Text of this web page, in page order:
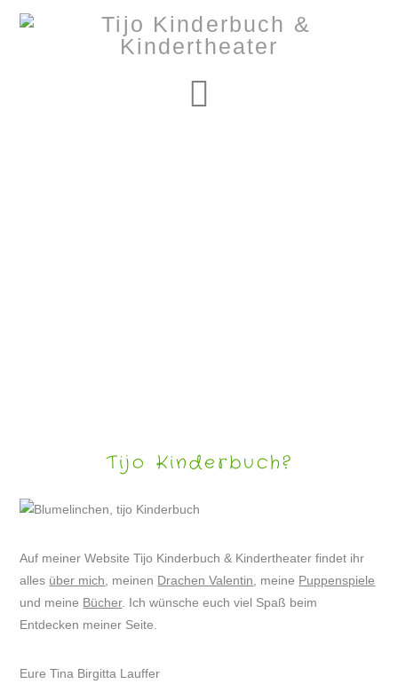
Tijo Kinderbuch?
Auf meiner Website Tijo Kinderbuch & Kindertheater findet ihr
alles über mich , meinen Drachen Valentin , meine Puppenspiele
und meine Bücher. Ich wünsche euch viel Spaß beim
Entdecken meiner Seite.
Eure Tina Birgitta Lauffer